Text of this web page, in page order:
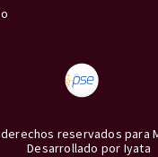
reservados para
Desarrollado por Iyata